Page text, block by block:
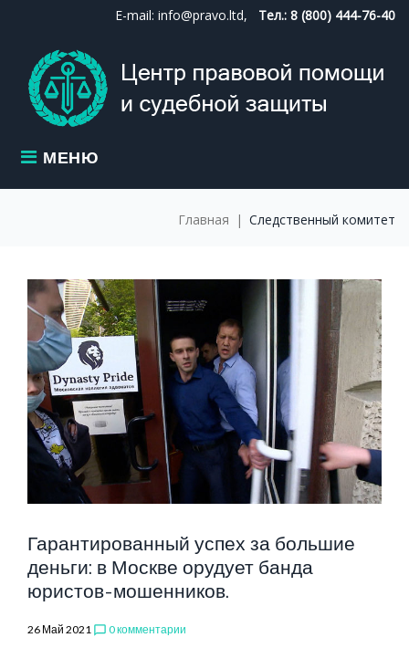
content
E-mail: info@pravo.ltd, Тел.: 8 (800) 444-76-40
МЕНЮ
Главная | Следственный комитет
МЕТКА:
КОМИТЕТ
Гарантированный успех за большие
деньги: в Москве орудует банда
юристов-мошенников.
26 Май 2021 chat_bubble_outline 0 комментарии